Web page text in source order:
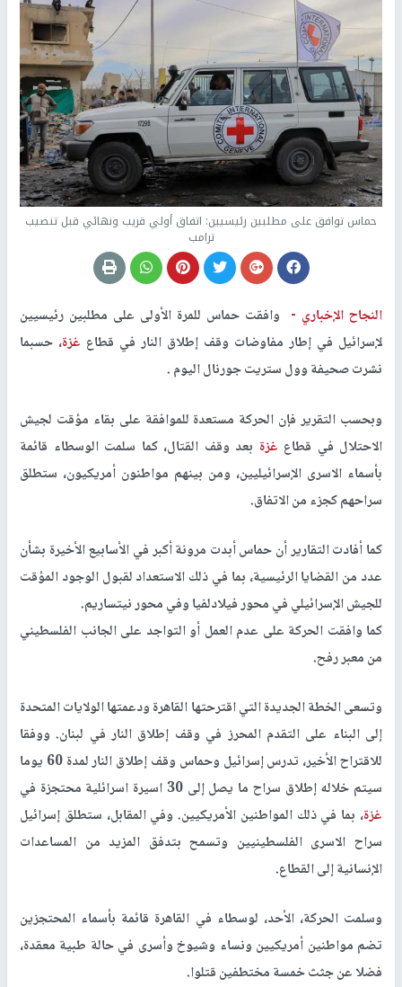
حماس توافق على مطلبين رئيسيين: اتفاق أولي قريب ونهائي قبل تنصيب
ترامب
النجاح الإخباري - وافقت حماس للمرة الأولى على مطلبين رئيسيين
لإسرائيل في إطار مفاوضات وقف إطلاق النار في قطاع غزة، حسبما
نشرت صحيفة وول ستريت جورنال اليوم .
وبحسب التقرير فإن الحركة مستعدة للموافقة على بقاء مؤقت لجيش
الاحتلال في قطاع غزة بعد وقف القتال، كما سلمت الوسطاء قائمة
بأسماء الاسرى الإسرائيليين، ومن بينهم مواطنون أمريكيون، ستطلق
سراحهم كجزء من الاتفاق.
كما أفادت التقارير أن حماس أبدت مرونة أكبر في الأسابيع الأخيرة بشأن
عدد من القضايا الرئيسية، بما في ذلك الاستعداد لقبول الوجود المؤقت
للجيش الإسرائيلي في محور فيلادلفيا وفي محور نيتساريم.
كما وافقت الحركة على عدم العمل أو التواجد على الجانب الفلسطيني
من معبر رفح.
وتسعى الخطة الجديدة التي اقترحتها القاهرة ودعمتها الولايات المتحدة
إلى البناء على التقدم المحرز في وقف إطلاق النار في لبنان. ووفقا
للاقتراح الأخير، تدرس إسرائيل وحماس وقف إطلاق النار لمدة 60 يوما
سيتم خلاله إطلاق سراح ما يصل إلى 30 اسيرة اسرائلية محتجزة في
غزة، بما في ذلك المواطنين الأمريكيين. وفي المقابل، ستطلق إسرائيل
سراح الاسرى الفلسطينيين وتسمح بتدفق المزيد من المساعدات
الإنسانية إلى القطاع.
وسلمت الحركة، الأحد، لوسطاء في القاهرة قائمة بأسماء المحتجزين
تضم مواطنين أمريكيين ونساء وشيوخ وأسرى في حالة طبية معقدة،
فضلا عن جثث خمسة مختطفين قتلوا.